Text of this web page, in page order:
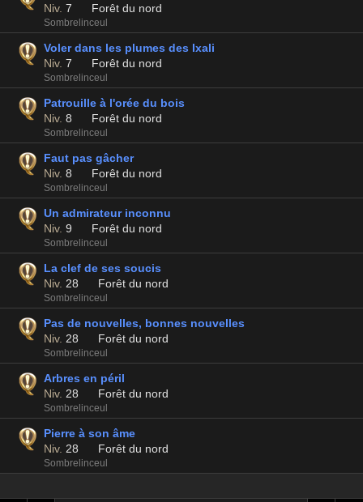
Niv. 7 Forêt du nord
Sombrelinceul
Voler dans les plumes des Ixali
Niv. 7 Forêt du nord
Sombrelinceul
Patrouille à l'orée du bois
Niv. 8 Forêt du nord
Sombrelinceul
Faut pas gâcher
Niv. 8 Forêt du nord
Sombrelinceul
Un admirateur inconnu
Niv. 9 Forêt du nord
Sombrelinceul
La clef de ses soucis
Niv. 28 Forêt du nord
Sombrelinceul
Pas de nouvelles, bonnes nouvelles
Niv. 28 Forêt du nord
Sombrelinceul
Arbres en péril
Niv. 28 Forêt du nord
Sombrelinceul
Pierre à son âme
Niv. 28 Forêt du nord
Sombrelinceul